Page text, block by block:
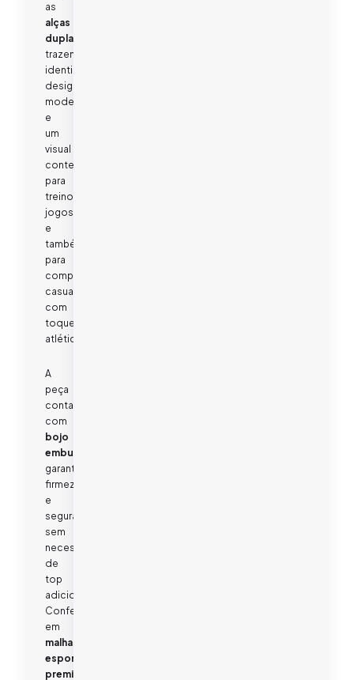
as
alças
duplas
trazem
identidade,
design
moderno
e
um
visual
contemporâneo
para
treinos,
jogos
e
também
para
composições
casuais
com
toque
atlético.
A
peça
conta
com
bojo
embutido
garantindo
firmeza
e
segurança
sem
necessidade
de
top
adicional.
Confeccionada
em
malha
esportiva
premium